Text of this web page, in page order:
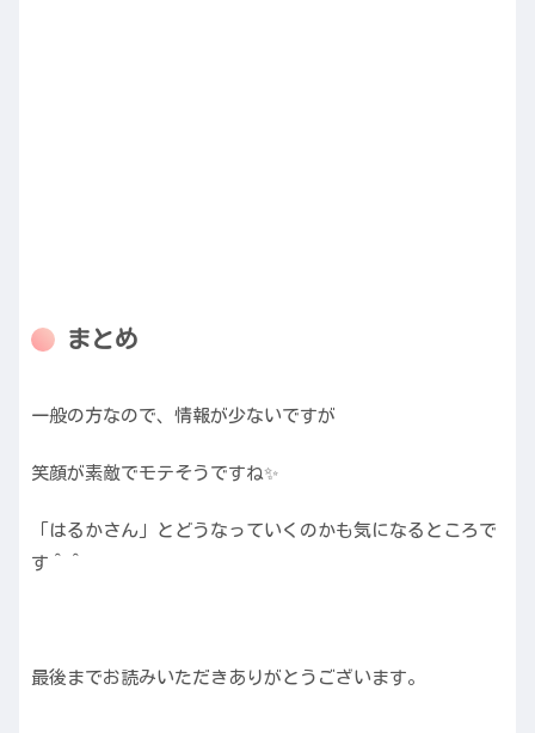
まとめ
一般の方なので、情報が少ないですが
笑顔が素敵でモテそうですね✨
「はるかさん」とどうなっていくのかも気になるところで
す＾＾
最後までお読みいただきありがとうございます。